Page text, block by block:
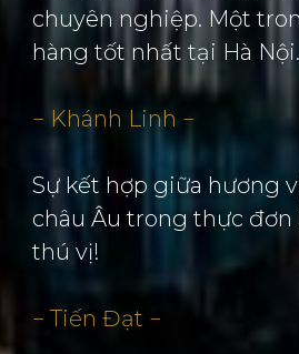
chuyên nghiệp. Một
hàng tốt nhất tại Hà Nội.
− Khánh Linh −
Sự kết hợp giữa hương
châu Âu trong thực
thú vị!
− Tiến Đạt −